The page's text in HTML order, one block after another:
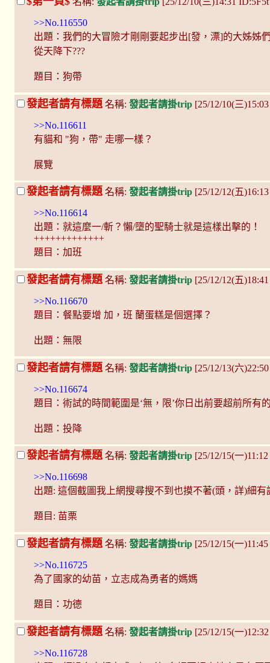
>>No.116550
出題：我們的大冒險才剛剛要起步出[發，漂]的大姊姊
從天降下???
題目：狗帶
發起者請有標題 名稱: 發起者請掛trip [25/12/10(三
>>No.116611
有貓和 "狗，帶" 走哪一樣？
展覽
發起者請有標題 名稱: 發起者請掛trip [25/12/12(五
>>No.116614
出題：就這麼一/斬？懶/墮的聖騎士就是這樣出擊的！
+++++++++++++
題目：加班
發起者請有標題 名稱: 發起者請掛trip [25/12/12(五
>>No.116670
題目：餐點要增 加，班 蘭蛋糕是個選擇？
出題：無限
發起者請有標題 名稱: 發起者請掛trip [25/12/13(六
>>No.116674
題目：術試的時間範圍是‘無，限’你日出前要超前所有
出題：投降
發起者請有標題 名稱: 發起者請掛trip [25/12/15(一
>>No.116698
出題: 這個截圖我上網搜尋搜不到也摸不著(頭，詳)細有
題目: 苗栗
發起者請有標題 名稱: 發起者請掛trip [25/12/15(一
>>No.116725
為了國家的幼苗，立志成為勇者的媽媽
題目：功德
發起者請有標題 名稱: 發起者請掛trip [25/12/15(一
>>No.116728